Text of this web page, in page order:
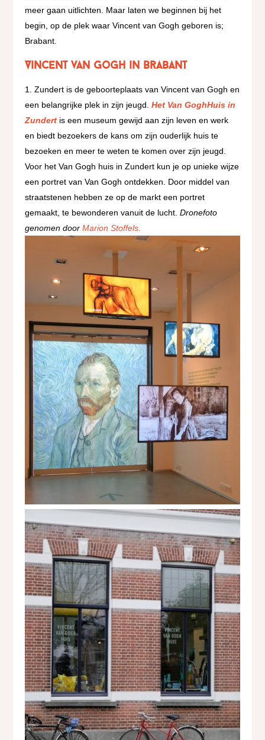
meer gaan uitlichten. Maar laten we beginnen bij het
begin, op de plek waar Vincent van Gogh geboren is;
Brabant.
Vincent van Gogh in Brabant
Zundert is de geboorteplaats van Vincent van Gogh en
een belangrijke plek in zijn jeugd.Het Van GoghHuis in
Zundert is een museum gewijd aan zijn leven en werk
en biedt bezoekers de kans om zijn ouderlijk huis te
bezoeken en meer te weten te komen over zijn jeugd.
Voor het Van Gogh huis in Zundert kun je op unieke wijze
een portret van Van Gogh ontdekken. Door middel van
straatstenen hebben ze op de markt een portret
gemaakt, te bewonderen vanuit de lucht.Dronefoto
genomen doorMarion Stoffels.